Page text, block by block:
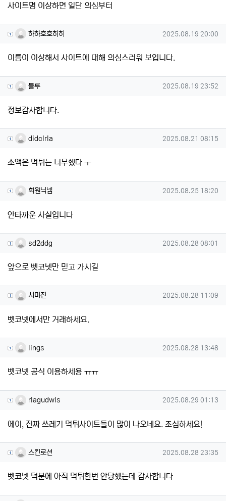
사이트명 이상하면 일단 의심부터
하하호호히히님의 댓글
하하호호히히 작성일
2025.08.19 20:00
이름이 이상해서 사이트에 대해 의심스러워 보입니다.
블루님의 댓글
블루 작성일
2025.08.19 23:52
정보감사합니다.
didclrla님의 댓글
didclrla 작성일
2025.08.21 08:15
소액은 먹튀는 너무했다 ㅜ
회원닉넴님의 댓글
회원닉넴 작성일
2025.08.25 18:20
안타까운 사실입니다
sd2ddg님의 댓글
sd2ddg 작성일
2025.08.28 08:01
앞으로 벳코넷만 믿고 가시길
서미진님의 댓글
서미진 작성일
2025.08.28 11:09
벳코넷에서만 거래하세요.
lings님의 댓글
lings 작성일
2025.08.28 13:48
벳코넷 공식 이용하세용 ㅠㅠ
rlagudwls님의 댓글
rlagudwls 작성일
2025.08.29 01:13
에이, 진짜 쓰레기 먹튀사이트들이 많이 나오네요. 조심하세요!
스킨로션님의 댓글
스킨로션 작성일
2025.08.28 23:35
벳코넷 덕분에 아직 먹튀한번 안당했는데 감사합니다